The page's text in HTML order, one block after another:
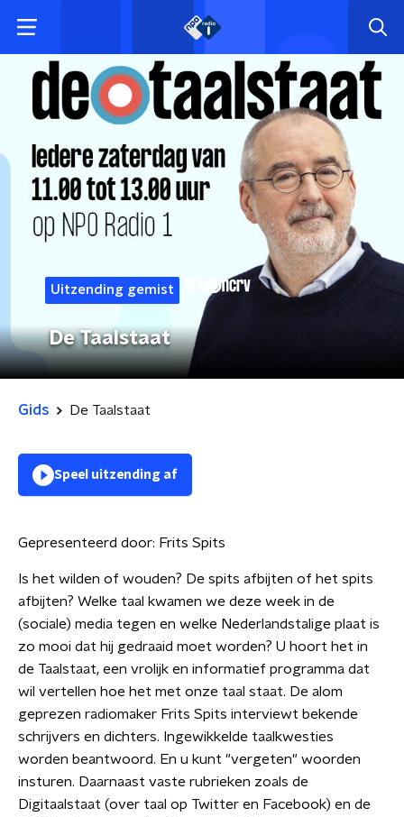
Uitzending gemist
De Taalstaat
Gids De Taalstaat
Speel uitzending af
Gepresenteerd door: Frits Spits
Is het wilden of wouden? De spits afbijten of het spits
afbijten? Welke taal kwamen we deze week in de
(sociale) media tegen en welke Nederlandstalige plaat is
zo mooi dat hij gedraaid moet worden? U hoort het in
de Taalstaat, een vrolijk en informatief programma dat
wil vertellen hoe het met onze taal staat. De alom
geprezen radiomaker Frits Spits interviewt bekende
schrijvers en dichters. Ingewikkelde taalkwesties
worden beantwoord. En u kunt "vergeten" woorden
insturen. Daarnaast vaste rubrieken zoals de
Digitaalstaat (over taal op Twitter en Facebook) en de